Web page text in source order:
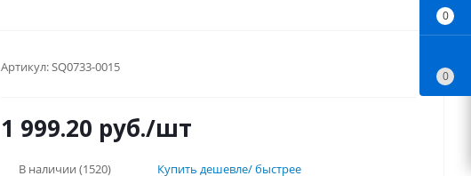
Артикул:SQ0733-0015
1 999.20 руб./шт
В наличии (1520) Купить дешевле/ быстрее
0
0